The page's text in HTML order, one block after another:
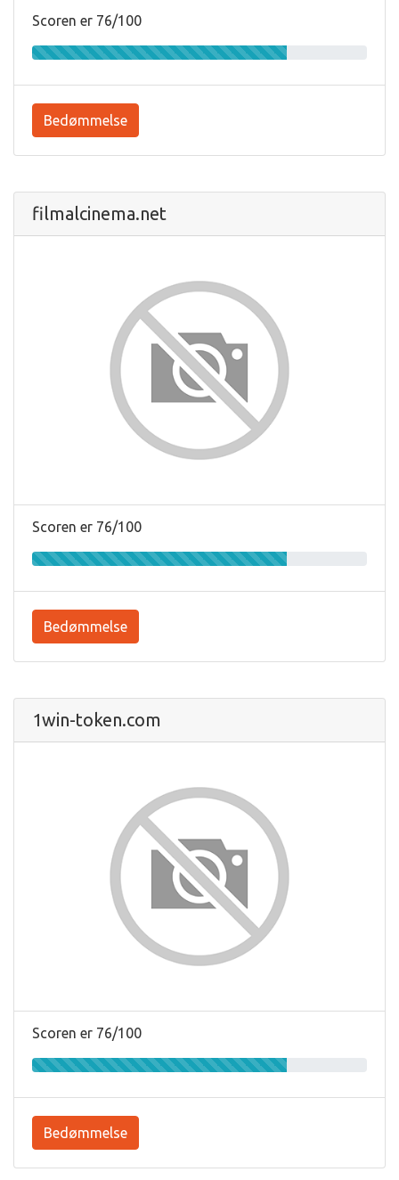
Scoren er 76/100
Bedømmelse
filmalcinema.net
Scoren er 76/100
Bedømmelse
1win-token.com
Scoren er 76/100
Bedømmelse